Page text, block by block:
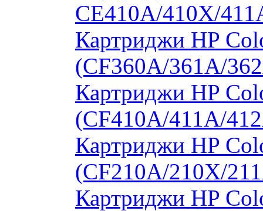
CE410A/410X/
Картриджи HP
(CF360A/361A/
Картриджи HP
(CF410A/411A/
Картриджи HP
(CF210A/210X/
Картриджи HP